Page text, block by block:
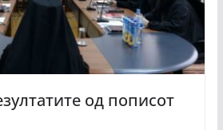
од пописот